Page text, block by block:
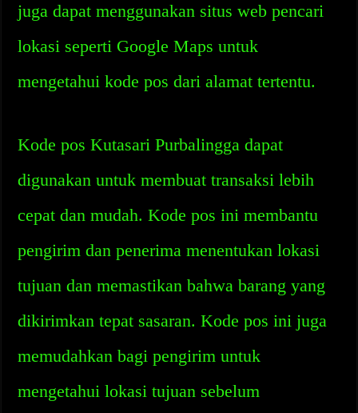
juga dapat menggunakan situs web pencari
lokasi seperti Google Maps untuk
mengetahui kode pos dari alamat tertentu.
Kode pos Kutasari Purbalingga dapat
digunakan untuk membuat transaksi lebih
cepat dan mudah. Kode pos ini membantu
pengirim dan penerima menentukan lokasi
tujuan dan memastikan bahwa barang yang
dikirimkan tepat sasaran. Kode pos ini juga
memudahkan bagi pengirim untuk
mengetahui lokasi tujuan sebelum